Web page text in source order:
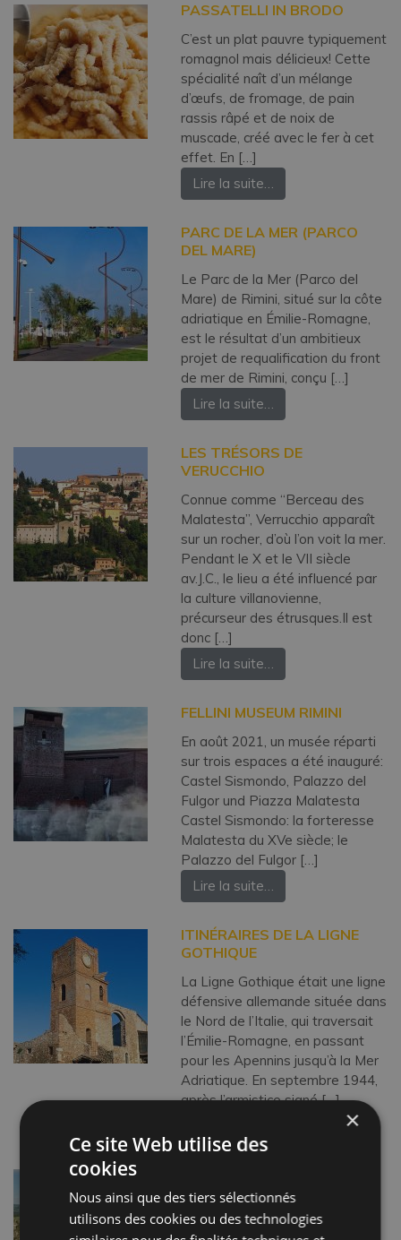
PASSATELLI IN BRODO
C’est un plat pauvre typiquement
romagnol mais délicieux! Cette
spécialité naît d’un mélange
d’œufs, de fromage, de pain
rassis râpé et de noix de
muscade, créé avec le fer à cet
effet. En […]
Lire la suite…
PARC DE LA MER (PARCO
DEL MARE)
Le Parc de la Mer (Parco del
Mare) de Rimini, situé sur la côte
adriatique en Émilie-Romagne,
est le résultat d’un ambitieux
projet de requalification du front
de mer de Rimini, conçu […]
Lire la suite…
LES TRÉSORS DE
VERUCCHIO
Connue comme “Berceau des
Malatesta”, Verrucchio apparaît
sur un rocher, d’où l’on voit la mer.
Pendant le X et le VII siècle
av.J.C., le lieu a été influencé par
la culture villanovienne,
précurseur des étrusques.Il est
donc […]
Lire la suite…
FELLINI MUSEUM RIMINI
En août 2021, un musée réparti
sur trois espaces a été inauguré:
Castel Sismondo, Palazzo del
Fulgor und Piazza Malatesta
Castel Sismondo: la forteresse
Malatesta du XVe siècle; le
Palazzo del Fulgor […]
Lire la suite…
ITINÉRAIRES DE LA LIGNE
GOTHIQUE
La Ligne Gothique était une ligne
défensive allemande située dans
le Nord de l’Italie, qui traversait
l’Émilie-Romagne, en passant
pour les Apennins jusqu’à la Mer
Adriatique. En septembre 1944,
après l’armistice signé […]
La ville a des origines très
antiques et est considérée la
×
Ce site Web utilise des
cookies
Nous ainsi que des tiers sélectionnés
utilisons des cookies ou des technologies